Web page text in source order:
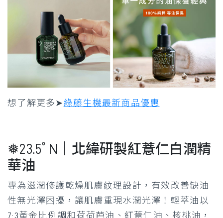
想了解更多➤ 綠藤生機最新商品優惠
❅23.5ﾟN｜北緯研製紅薏仁白潤精
華油
專為滋潤修護乾燥肌膚紋理設計，有效改善缺油
性無光澤困擾，讓肌膚重現水潤光澤！輕萃油以
7:3黃金比例調和荷荷芭油、紅薏仁油、核桃油，